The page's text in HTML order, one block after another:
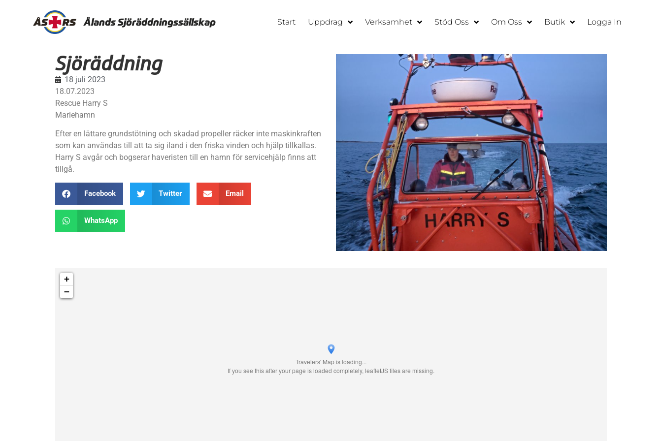
Ålands Sjöräddningssällskap Start Uppdrag Verksamhet Stöd Oss Om Oss Butik Logga In
Sjöräddning
18 juli 2023
18.07.2023
Rescue Harry S
Mariehamn
Efter en lättare grundstötning och skadad propeller räcker inte maskinkraften
som kan användas till att ta sig iland i den friska vinden och hjälp tillkallas.
Harry S avgår och bogserar haveristen till en hamn för servicehjälp finns att
tillgå.
Facebook Twitter Email
WhatsApp
Travelers' Map is loading...
If you see this after your page is loaded completely, leafletJS files are missing.
+
−